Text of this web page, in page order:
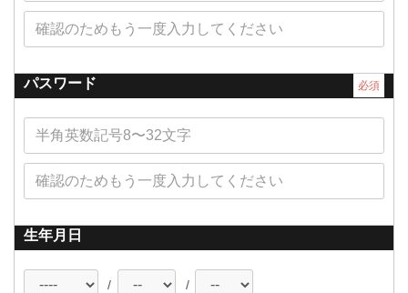
パスワード 必須
生年月日
/ /